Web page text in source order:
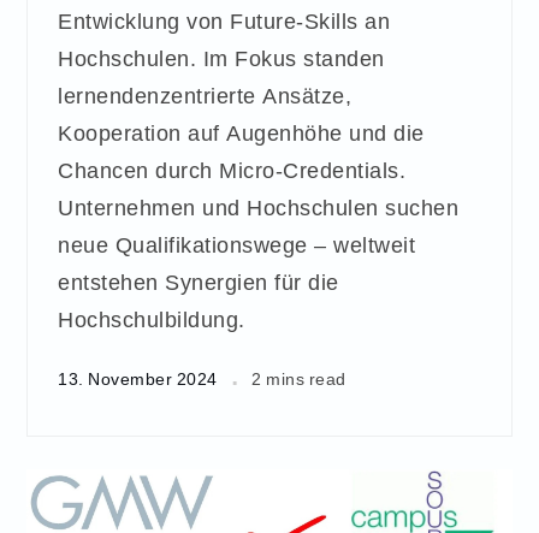
Entwicklung von Future-Skills an
Hochschulen. Im Fokus standen
lernendenzentrierte Ansätze,
Kooperation auf Augenhöhe und die
Chancen durch Micro-Credentials.
Unternehmen und Hochschulen suchen
neue Qualifikationswege – weltweit
entstehen Synergien für die
Hochschulbildung.
13. November 2024 2 mins read